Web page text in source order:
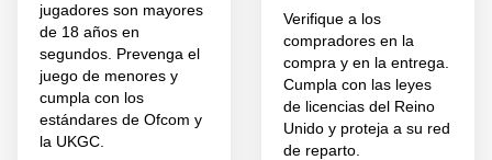
jugadores son mayores
de 18 años en
segundos. Prevenga el
juego de menores y
cumpla con los
estándares de Ofcom y
la UKGC.
Verifique a los
compradores en la
compra y en la entrega.
Cumpla con las leyes
de licencias del Reino
Unido y proteja a su red
de reparto.